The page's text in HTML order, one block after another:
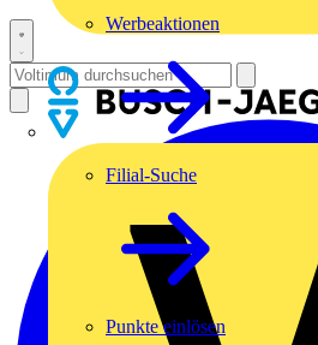
Werbeaktionen
Filial-Suche
Punkte einlösen